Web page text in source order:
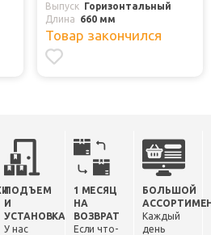
Выпуск Горизонтальный
Длина
660 мм
Товар закончился
ПОДЪЕМ
И
УСТАНОВКА
У нас
1 МЕСЯЦ
НА
ВОЗВРАТ
Если что-
БОЛЬШОЙ
Каждый
день